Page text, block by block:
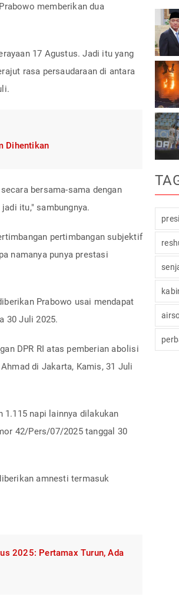
memberikan dua
17 Agustus. Jadi itu yang
rasa persaudaraan di antara
Dihentikan
bersama-sama dengan
itu," sambungnya.
pertimbangan subjektif
namanya punya prestasi
Prabowo usai mendapat
30 Juli 2025.
DPR RI atas pemberian abolisi
di Jakarta, Kamis, 31 Juli
1.115 napi lainnya dilakukan
42/Pers/07/2025 tanggal 30
amnesti termasuk
2025: Pertamax Turun, Ada